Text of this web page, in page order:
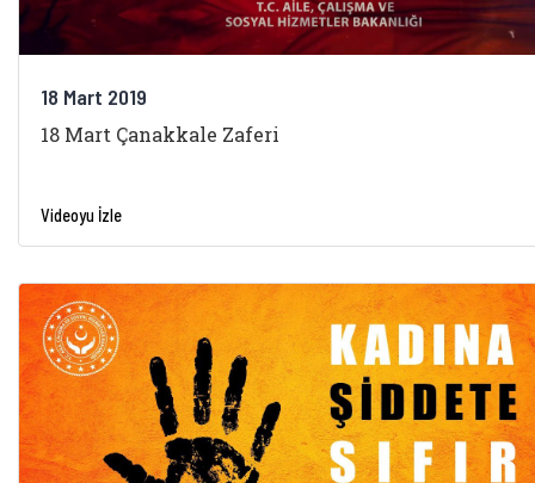
18 Mart 2019
18 Mart Çanakkale Zaferi
Videoyu İzle